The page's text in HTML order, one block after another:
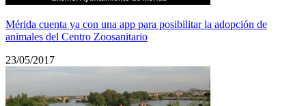
Mérida cuenta ya con una app para posibilitar la adopción de
animales del Centro Zoosanitario
23/05/2017